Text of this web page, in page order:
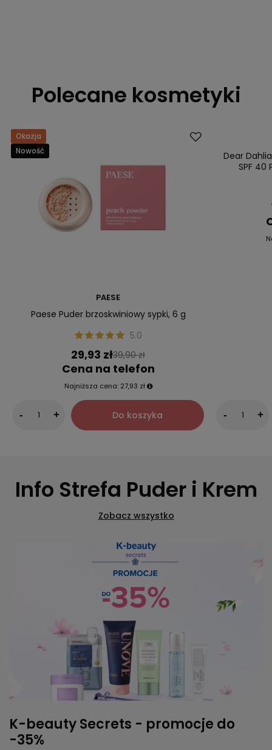
Polecane kosmetyki
Okazja
Nowość
PAESE
Paese Puder brzoskwiniowy sypki, 6 g
5.0
29,93 zł39,90 zł
Cena na telefon
Najniższa cena: 27,93 zł
- + Do koszyka
Nowość
Dear
SPF 40
- +
Info Strefa Puder i Krem
Zobacz wszystko
K-beauty Secrets - promocje do
-35%